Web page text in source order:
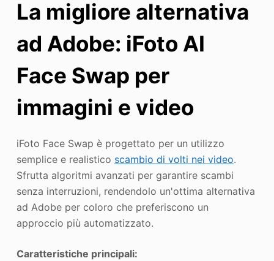
La migliore alternativa
ad Adobe: iFoto AI
Face Swap per
immagini e video
iFoto Face Swap è progettato per un utilizzo
semplice e realistico scambio di volti nei video.
Sfrutta algoritmi avanzati per garantire scambi
senza interruzioni, rendendolo un'ottima alternativa
ad Adobe per coloro che preferiscono un
approccio più automatizzato.
Caratteristiche principali: